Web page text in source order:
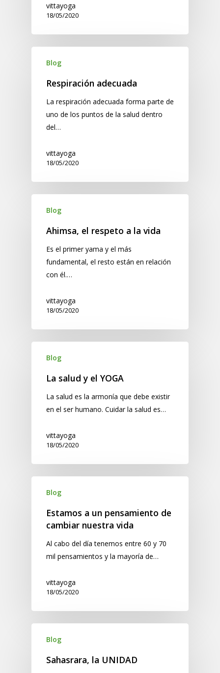
vittayoga
18/05/2020
Blog
Respiración adecuada
La respiración adecuada forma parte de
uno de los puntos de la salud dentro
del…
vittayoga
18/05/2020
Blog
Ahimsa, el respeto a la vida
Es el primer yama y el más
fundamental, el resto están en relación
con él.…
vittayoga
18/05/2020
Blog
La salud y el YOGA
La salud es la armonía que debe existir
en el ser humano. Cuidar la salud es…
vittayoga
18/05/2020
Blog
Estamos a un pensamiento de
cambiar nuestra vida
Al cabo del día tenemos entre 60 y 70
mil pensamientos y la mayoría de…
vittayoga
18/05/2020
Blog
Sahasrara, la UNIDAD